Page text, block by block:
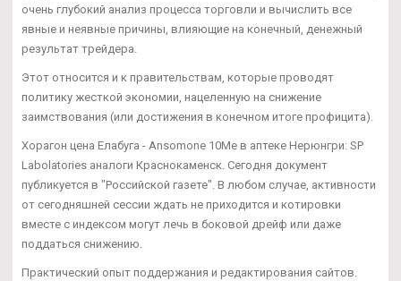
очень глубокий анализ процесса торговли и вычислить все
явные и неявные причины, влияющие на конечный, денежный
результат трейдера.
Этот относится и к правительствам, которые проводят
политику жесткой экономии, нацеленную на снижение
заимствования (или достижения в конечном итоге профицита).
Хорагон цена Елабуга - Ansomone 10Me в аптеке Нерюнгри: SP
Labolatories аналоги Краснокаменск. Сегодня документ
публикуется в "Российской газете". В любом случае, активности
от сегодняшней сессии ждать не приходится и котировки
вместе с индексом могут лечь в боковой дрейф или даже
поддаться снижению.
Практический опыт поддержания и редактирования сайтов.